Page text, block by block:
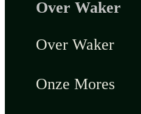
Over Waker
Over Waker
Onze Mores